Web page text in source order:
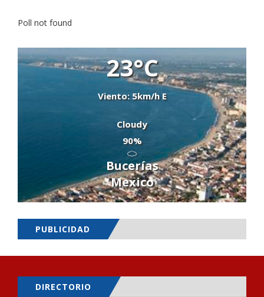
Poll not found
23°C
Viento: 5km/h E
Cloudy
90%
Bucerías
Mexico
PUBLICIDAD
DIRECTORIO